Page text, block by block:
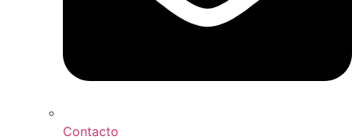
Contacto